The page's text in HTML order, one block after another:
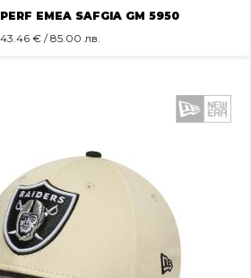
EMEA SAFGIA GM 5950
43.46 € / 85.00 лв.